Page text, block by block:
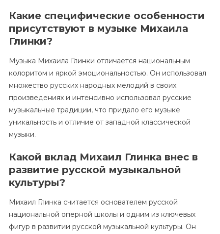
Какие специфические особенности
присутствуют в музыке Михаила
Глинки?
Музыка Михаила Глинки отличается национальным
колоритом и яркой эмоциональностью. Он использовал
множество русских народных мелодий в своих
произведениях и интенсивно использовал русские
музыкальные традиции, что придало его музыке
уникальность и отличие от западной классической
музыки.
Какой вклад Михаил Глинка внес в
развитие русской музыкальной
культуры?
Михаил Глинка считается основателем русской
национальной оперной школы и одним из ключевых
фигур в развитии русской музыкальной культуры. Он